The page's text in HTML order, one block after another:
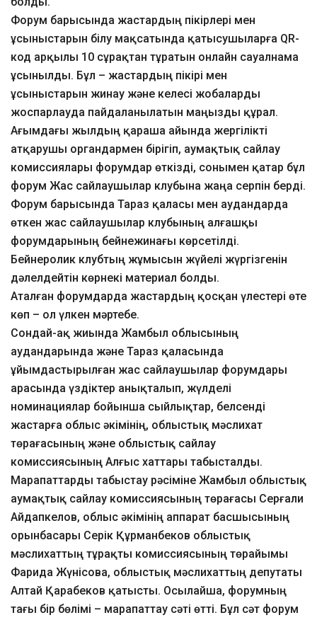
Форум барысында жастардың пікірлері мен
ұсыныстарын білу мақсатында қатысушыларға QR-
код арқылы 10 сұрақтан тұратын онлайн сауалнама
ұсынылды. Бұл – жастардың пікірі мен
ұсыныстарын жинау және келесі жобаларды
жоспарлауда пайдаланылатын маңызды құрал.
Ағымдағы жылдың қараша айында жергілікті
атқарушы органдармен бірігіп, аумақтық сайлау
комиссиялары форумдар өткізді, сонымен қатар бұл
форум Жас сайлаушылар клубына жаңа серпін берді.
Форум барысында Тараз қаласы мен аудандарда
өткен жас сайлаушылар клубының алғашқы
форумдарының бейнежинағы көрсетілді.
Бейнеролик клубтың жұмысын жүйелі жүргізгенін
дәлелдейтін көрнекі материал болды.
Аталған форумдарда жастардың қосқан үлестері өте
көп – ол үлкен мәртебе.
Сондай-ақ жиында Жамбыл облысының
аудандарында және Тараз қаласында
ұйымдастырылған жас сайлаушылар форумдары
арасында үздіктер анықталып, жүлделі
номинациялар бойынша сыйлықтар, белсенді
жастарға облыс әкімінің, облыстық мәслихат
төрағасының және облыстық сайлау
комиссиясының Алғыс хаттары табысталды.
Марапаттарды табыстау рәсіміне Жамбыл облыстық
аумақтық сайлау комиссиясының төрағасы Серғали
Айдапкелов, облыс әкімінің аппарат басшысының
орынбасары Серік Құрманбеков облыстық
мәслихаттың тұрақты комиссиясының төрайымы
Фарида Жүнісова, облыстық мәслихаттың депутаты
Алтай Қарабеков қатысты. Осылайша, форумның
тағы бір бөлімі – марапаттау сәті өтті. Бұл сәт форум